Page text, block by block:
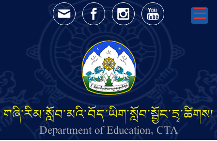
Skip to main content
གཞི་རིམ་སློབ་མའི་བོད་ཡིག་སློབ་སྦྱོང་དྲྭ་ཚིགས།
Department of Education, CTA